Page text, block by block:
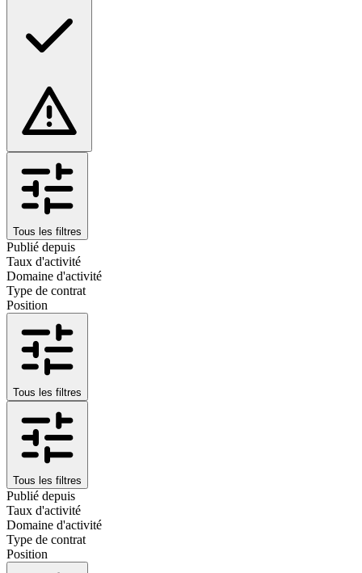
Tous les filtres
Publié depuis
Taux d'activité
Domaine d'activité
Type de contrat
Position
Tous les filtres
Tous les filtres
Publié depuis
Taux d'activité
Domaine d'activité
Type de contrat
Position